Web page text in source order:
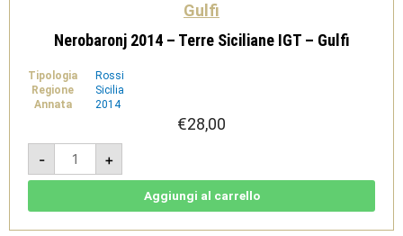
Gulfi
Nerobaronj 2014 – Terre Siciliane IGT – Gulfi
Tipologia
Rossi
Regione
Sicilia
Annata
2014
€28,00
-
Nerobaronj
2014
-
Terre
Gulfi
+
Aggiungi al carrello